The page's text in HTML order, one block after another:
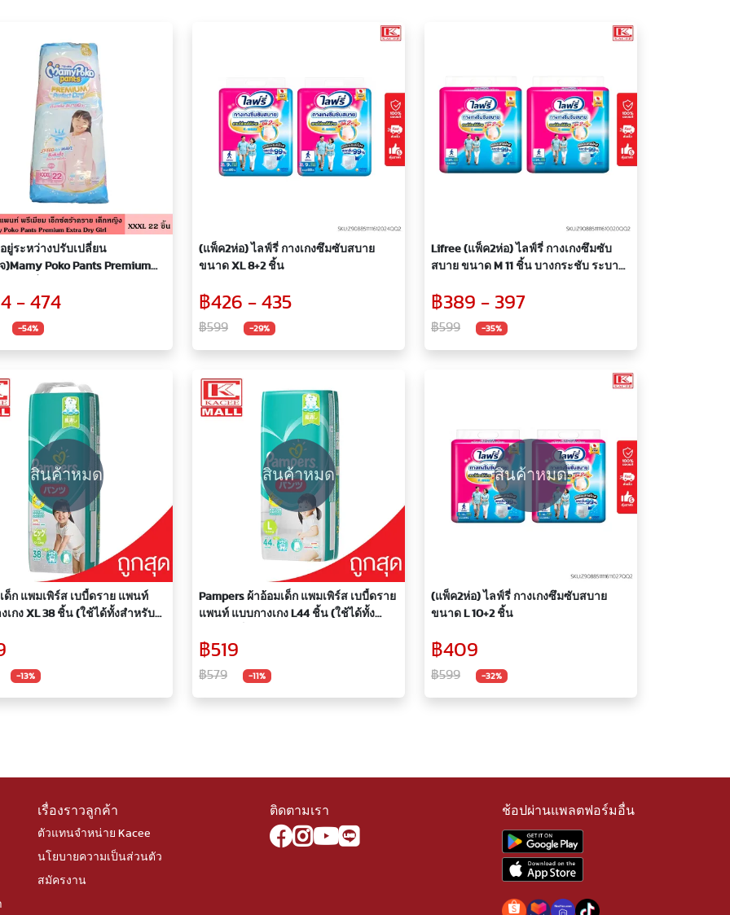
ยู่ระหว่างปรับเปลี่ยน
)Mamy Poko Pants Premium
าดราย XXXL 22 ชิ้น โฉมใหม่ ผ้า
ป แพมเพิส แพมเพิสเด็ก
- 474
-54%
(แพ็ค2ห่อ) ไลฟ์รี่ กางเกงซึมซับสบาย
ขนาด XL 8+2 ชิ้น
฿426 - 435
฿599 -29%
Lifree (แพ็ค2ห่อ) ไลฟ์รี่ กางเกงซึมซับ
สบาย ขนาด M 11 ชิ้น บางกระชับ ระบาย
สบาย กางเกงซึมซับ ผ้าอ้อมผู้ใหญ่
฿389 - 397
฿599 -35%
สินค้าหมด
ด็ก แพมเพิร์ส เบบี้ดราย แพนท์
เกง XL 38 ชิ้น (ใช้ได้ทั้งสำหรับ
-13%
สินค้าหมด
Pampers ผ้าอ้อมเด็ก แพมเพิร์ส เบบี้ดราย
แพนท์ แบบกางเกง L44 ชิ้น (ใช้ได้ทั้ง
฿519
฿579 -11%
สินค้าหมด
(แพ็ค2ห่อ) ไลฟ์รี่ กางเกงซึมซับสบาย
ขนาด L 10+2 ชิ้น
฿409
฿599 -32%
เรื่องราวลูกค้า
ตัวแทนจำหน่าย Kacee
นโยบายความเป็นส่วนตัว
สมัครงาน
ติดตามเรา ช้อปผ่านแพลตฟอร์มอื่น